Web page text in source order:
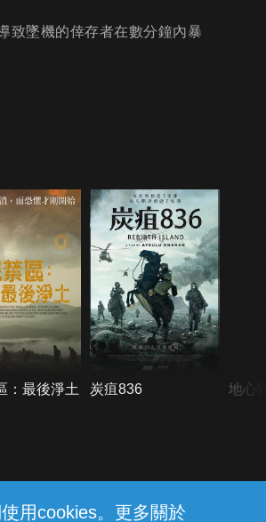
用cookies。更多關於
致墜機的倖存者在數分鐘內暴
：最後淨土 炭疽836 地心